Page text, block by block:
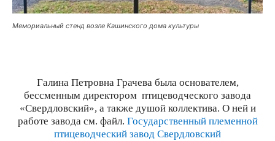
Мемориальный стенд возле Кашинского дома культуры
Галина Петровна Грачева была основателем,
бессменным директором птицеводческого завода
«Свердловский», а также душой коллектива. О ней и
работе завода см. файл. Государственный племенной
птицеводческий завод Свердловский